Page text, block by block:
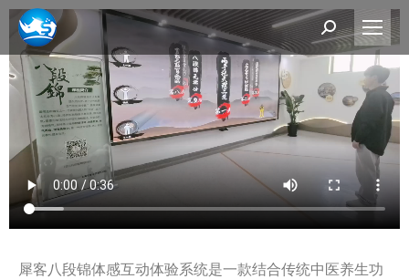
犀客八段锦体感互动体验系统是一款结合传统中医养生功